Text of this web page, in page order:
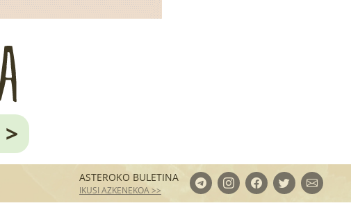
>
ASTEROKO BULETINA
IKUSI AZKENEKOA >>